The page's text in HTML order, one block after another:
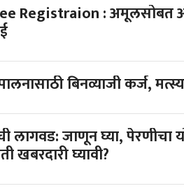
Registraion : अमूलसोबत
बिनव्याजी कर्ज,
लागवड: जाणून घ्या, पेरणीचा
खबरदारी घ्यावी?